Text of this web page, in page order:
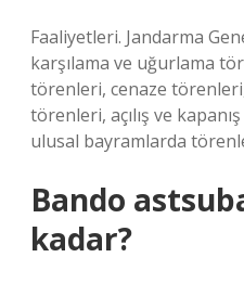
Faaliyetleri. Jandarma
karşılama ve uğurlama
törenleri, cenaze
törenleri, açılış ve
ulusal bayramlarda
Bando
kadar?